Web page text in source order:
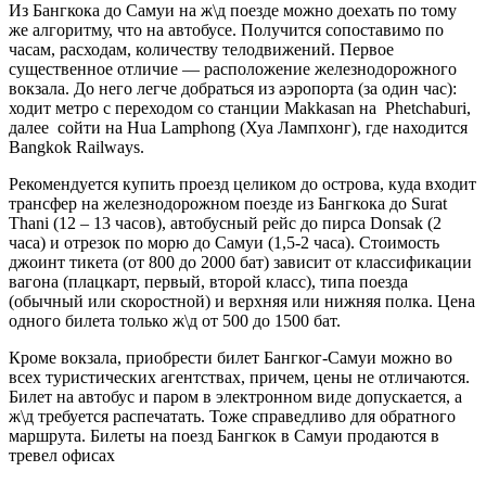
Из Бангкока до Самуи на ж\д поезде можно доехать по тому
же алгоритму, что на автобусе. Получится сопоставимо по
часам, расходам, количеству телодвижений. Первое
существенное отличие — расположение железнодорожного
вокзала. До него легче добраться из аэропорта (за один час):
ходит метро с переходом со станции Makkasan на Phetchaburi,
далее сойти на Hua Lamphong (Хуа Лампхонг), где находится
Bangkok Railways.
Рекомендуется купить проезд целиком до острова, куда входит
трансфер на железнодорожном поезде из Бангкока до Surat
Thani (12 – 13 часов), автобусный рейс до пирса Donsak (2
часа) и отрезок по морю до Самуи (1,5-2 часа). Стоимость
джоинт тикета (от 800 до 2000 бат) зависит от классификации
вагона (плацкарт, первый, второй класс), типа поезда
(обычный или скоростной) и верхняя или нижняя полка. Цена
одного билета только ж\д от 500 до 1500 бат.
Кроме вокзала, приобрести билет Бангког-Самуи можно во
всех туристических агентствах, причем, цены не отличаются.
Билет на автобус и паром в электронном виде допускается, а
ж\д требуется распечатать. Тоже справедливо для обратного
маршрута. Билеты на поезд Бангкок в Самуи продаются в
тревел офисах